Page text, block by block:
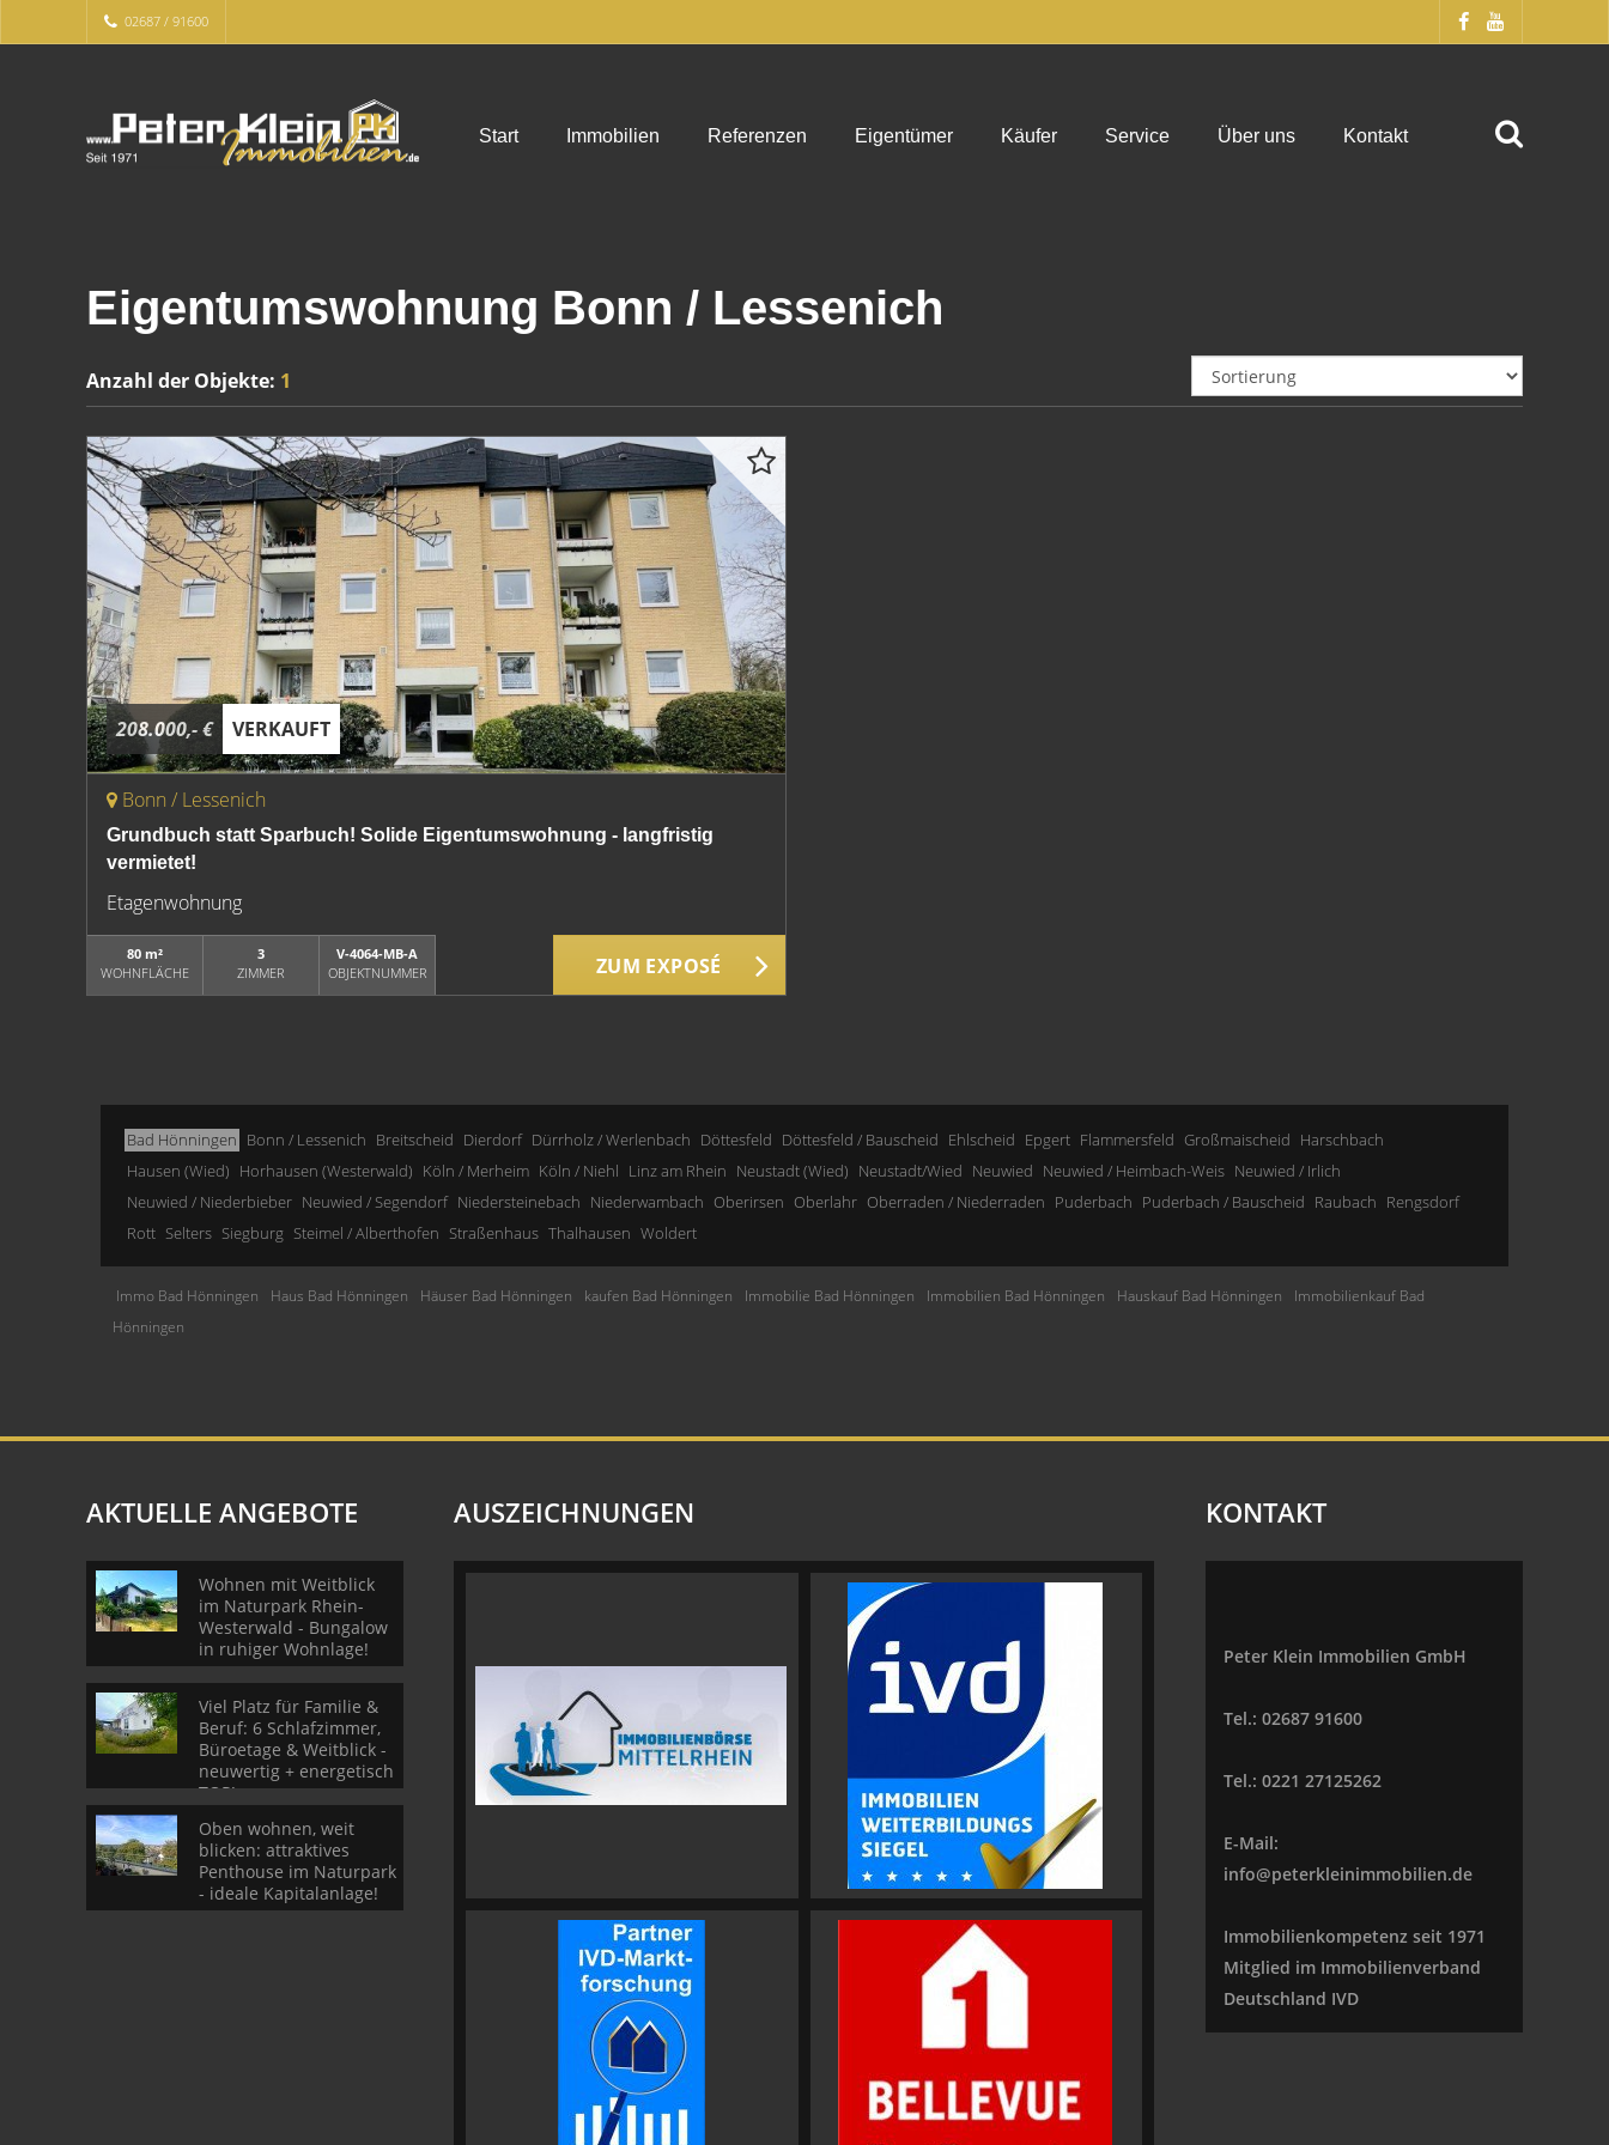
02687 / 91600
Start Immobilien Referenzen Eigentümer Käufer Service Über uns Kontakt
Eigentumswohnung Bonn / Lessenich
Anzahl der Objekte: 1
208.000,- € VERKAUFT
Bonn / Lessenich
Grundbuch statt Sparbuch! Solide Eigentumswohnung - langfristig
vermietet!
Etagenwohnung
80 m²
WOHNFLÄCHE
3
ZIMMER
V-4064-MB-A
OBJEKTNUMMER
ZUM EXPOSÉ
Bad Hönningen Bonn / Lessenich Breitscheid Dierdorf Dürrholz / Werlenbach Döttesfeld Döttesfeld / Bauscheid Ehlscheid Epgert Flammersfeld Großmaischeid Harschbach
Hausen (Wied) Horhausen (Westerwald) Köln / Merheim Köln / Niehl Linz am Rhein Neustadt (Wied) Neustadt/Wied Neuwied Neuwied / Heimbach-Weis Neuwied / Irlich
Neuwied / Niederbieber Neuwied / Segendorf Niedersteinebach Niederwambach Oberirsen Oberlahr Oberraden / Niederraden Puderbach Puderbach / Bauscheid Raubach Rengsdorf
Rott Selters Siegburg Steimel / Alberthofen Straßenhaus Thalhausen Woldert
Immo Bad Hönningen Haus Bad Hönningen Häuser Bad Hönningen kaufen Bad Hönningen Immobilie Bad Hönningen Immobilien Bad Hönningen Hauskauf Bad Hönningen
Immobilienkauf Bad
Hönningen
AKTUELLE ANGEBOTE
Wohnen mit Weitblick
im Naturpark Rhein-
Westerwald - Bungalow
in ruhiger Wohnlage!
Viel Platz für Familie &
Beruf: 6 Schlafzimmer,
Büroetage & Weitblick -
neuwertig + energetisch
TOP!
Oben wohnen, weit
blicken: attraktives
Penthouse im Naturpark
- ideale Kapitalanlage!
AUSZEICHNUNGEN KONTAKT
Peter Klein Immobilien GmbH
Tel.: 02687 91600
Tel.: 0221 27125262
E-Mail:
info@peterkleinimmobilien.de
Immobilienkompetenz seit 1971
Mitglied im Immobilienverband
Deutschland IVD